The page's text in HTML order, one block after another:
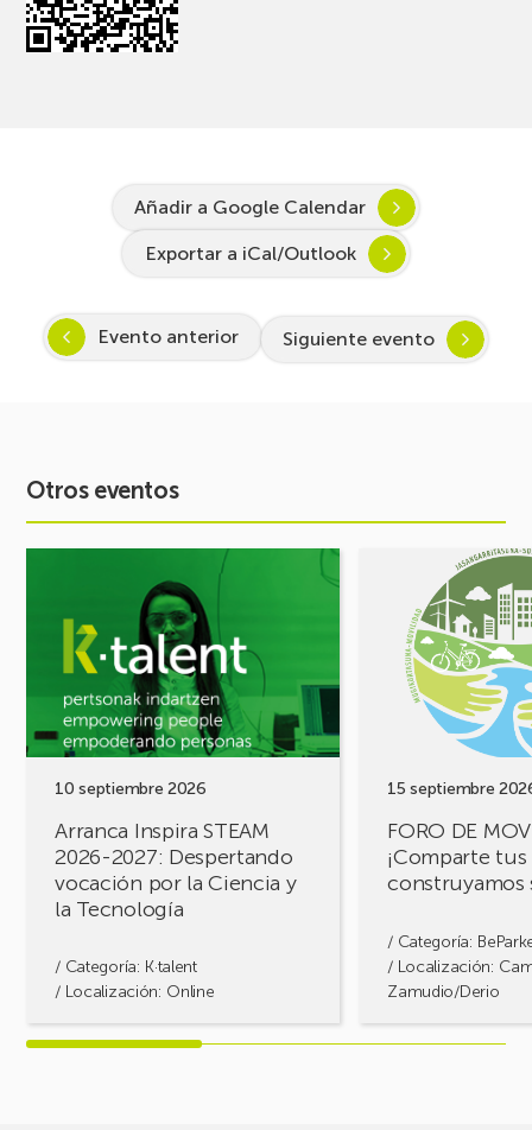
Añadir a Google Calendar
Exportar a iCal/Outlook
Evento anterior Siguiente evento
Otros eventos
10 septiembre 2026
Arranca Inspira STEAM
2026-2027: Despertando
vocación por la Ciencia y
la Tecnología
/ Categoría: K·talent
/ Localización: Online
STEAM
2027:
Despertando
vocación
Ciencia
Tecnología
15 septiembre
FORO DE
¡Comparte
construyamos
/ Categoría:
/ Localización:
Zamudio/Derio
MOVILIDAD
¡Comparte
soluciones!